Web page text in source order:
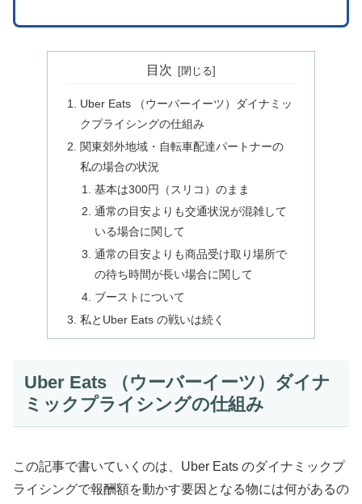
目次
Uber Eats （ウーバーイーツ）ダイナミッ
クプライシングの仕組み
関東郊外地域・自転車配達パートナーの
私の場合の状況
基本は300円（スリコ）のまま
通常の目安よりも交通状況が混雑して
いる場合に関して
通常の目安よりも商品受け取り場所で
の待ち時間が長い場合に関して
ブーストについて
私とUber Eats の戦いは続く
Uber Eats （ウーバーイーツ）ダイナ
ミックプライシングの仕組み
この記事で書いていくのは、Uber Eats のダイナミックプ
ライシングで報酬額を動かす要因となる物には何があるの